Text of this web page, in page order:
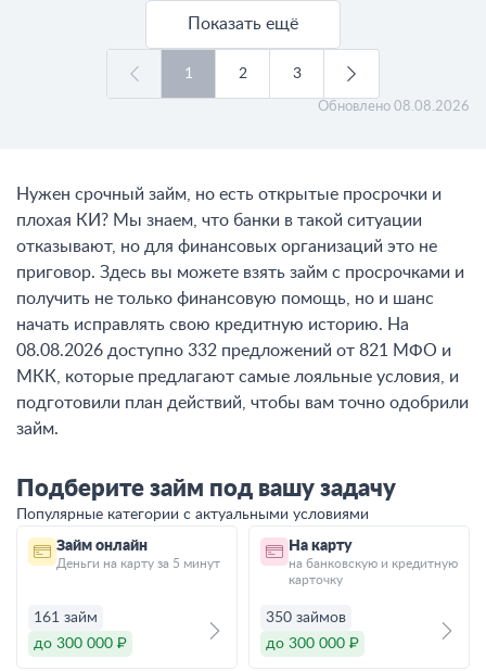
Показать ещё
1 2 3
Обновлено 08.08.2026
Нужен срочный займ, но есть открытые просрочки и
плохая КИ? Мы знаем, что банки в такой ситуации
отказывают, но для финансовых организаций это не
приговор. Здесь вы можете взять займ с просрочками и
получить не только финансовую помощь, но и шанс
начать исправлять свою кредитную историю. На
08.08.2026 доступно 332 предложений от 821 МФО и
МКК, которые предлагают самые лояльные условия, и
подготовили план действий, чтобы вам точно одобрили
займ.
Подберите займ под вашу задачу
Популярные категории с актуальными условиями
Займ онлайн
Деньги на карту за 5 минут
161 займ
до 300 000 ₽
На карту
на банковскую и кредитную
карточку
350 займов
до 300 000 ₽